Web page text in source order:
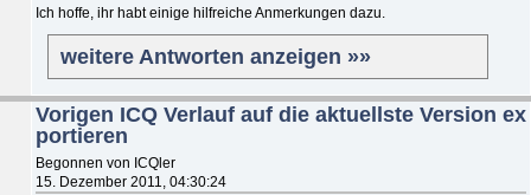
Ich hoffe, ihr habt einige hilfreiche Anmerkungen dazu.
weitere Antworten anzeigen »»
Vorigen ICQ Verlauf auf die aktuellste Version ex
portieren
Begonnen von ICQler
15. Dezember 2011, 04:30:24